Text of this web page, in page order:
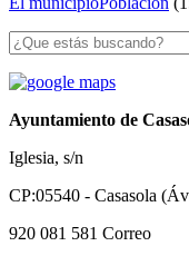
Ayuntamiento de
Iglesia, s/n
CP:05540 - Casasola
920 081 581 Correo